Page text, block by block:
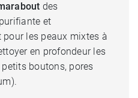
des
et
les peaux mixtes à
en profondeur les
boutons, pores